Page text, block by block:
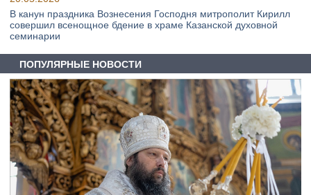
В канун праздника Вознесения Господня митрополит Кирилл
совершил всенощное бдение в храме Казанской духовной
семинарии
ПОПУЛЯРНЫЕ НОВОСТИ